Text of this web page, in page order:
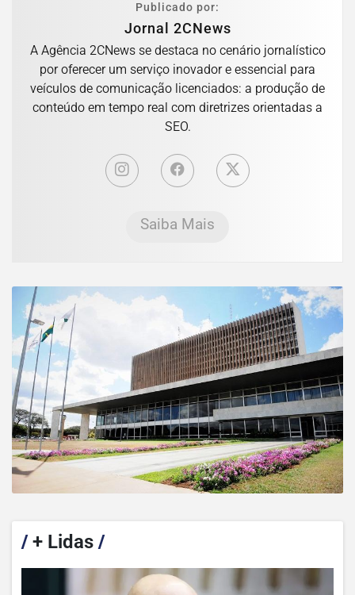
Publicado por:
Jornal 2CNews
A Agência 2CNews se destaca no cenário jornalístico
por oferecer um serviço inovador e essencial para
veículos de comunicação licenciados: a produção de
conteúdo em tempo real com diretrizes orientadas a
SEO.
Saiba Mais
/+ Lidas /